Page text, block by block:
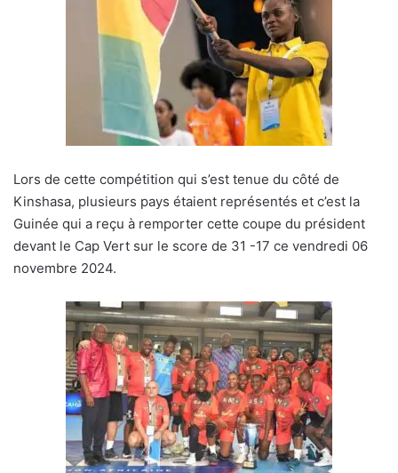
Lors de cette compétition qui s’est tenue du côté de
Kinshasa, plusieurs pays étaient représentés et c’est la
Guinée qui a reçu à remporter cette coupe du président
devant le Cap Vert sur le score de 31 -17 ce vendredi 06
novembre 2024.